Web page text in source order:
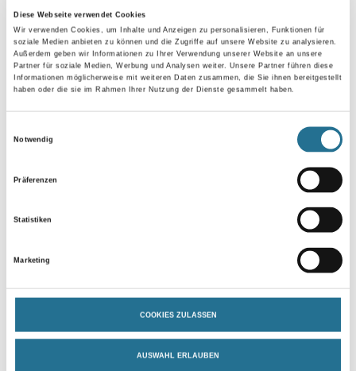
Diese Webseite verwendet Cookies
Wir verwenden Cookies, um Inhalte und Anzeigen zu personalisieren, Funktionen für
soziale Medien anbieten zu können und die Zugriffe auf unsere Website zu analysieren.
Außerdem geben wir Informationen zu Ihrer Verwendung unserer Website an unsere
Partner für soziale Medien, Werbung und Analysen weiter. Unsere Partner führen diese
Informationen möglicherweise mit weiteren Daten zusammen, die Sie ihnen bereitgestellt
haben oder die sie im Rahmen Ihrer Nutzung der Dienste gesammelt haben.
Notwendig
Präferenzen
Statistiken
Marketing
COOKIES ZULASSEN
AUSWAHL ERLAUBEN
Umrechnungsfaktoren
ZUSATZINFOS
GEFAHRENHINWEISE